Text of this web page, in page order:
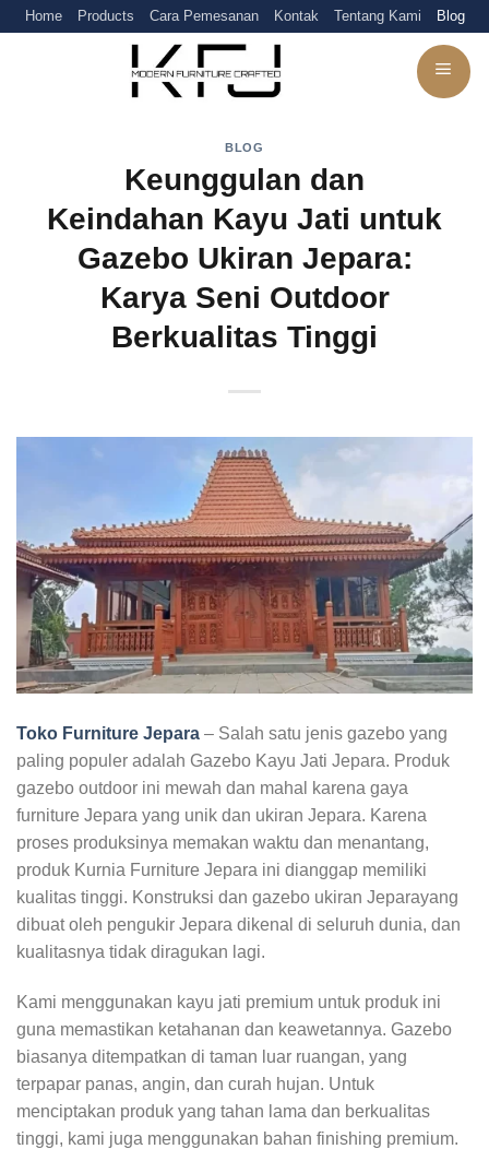
SkipHome Products Cara Pemesanan Kontak Tentang Kami Blog
BLOG
Keunggulan dan
Keindahan Kayu Jati untuk
Gazebo Ukiran Jepara:
Karya Seni Outdoor
Berkualitas Tinggi
Toko Furniture Jepara – Salah satu jenis gazebo yang
paling populer adalah Gazebo Kayu Jati Jepara. Produk
gazebo outdoor ini mewah dan mahal karena gaya
furniture Jepara yang unik dan ukiran Jepara. Karena
proses produksinya memakan waktu dan menantang,
produk Kurnia Furniture Jepara ini dianggap memiliki
kualitas tinggi. Konstruksi dan gazebo ukiran Jeparayang
dibuat oleh pengukir Jepara dikenal di seluruh dunia, dan
kualitasnya tidak diragukan lagi.
Kami menggunakan kayu jati premium untuk produk ini
guna memastikan ketahanan dan keawetannya. Gazebo
biasanya ditempatkan di taman luar ruangan, yang
terpapar panas, angin, dan curah hujan. Untuk
menciptakan produk yang tahan lama dan berkualitas
tinggi, kami juga menggunakan bahan finishing premium.